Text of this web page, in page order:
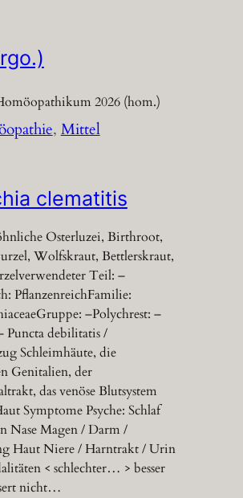
2026 (hom.)
, Mittel
clematitis
Osterluzei, Birthroot,
Wolfskraut, Bettlerskraut,
Teil: –
PflanzenreichFamilie:
–Polychrest: –
Puncta debilitatis /
Schleimhäute, die
Genitalien, der
das venöse Blutsystem
Symptome Psyche: Schlaf
Nase Magen / Darm /
Haut Niere / Harntrakt / Urin
< schlechter… > besser
nicht…